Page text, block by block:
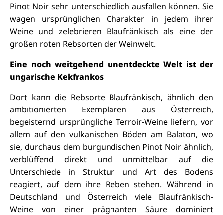
Pinot Noir sehr unterschiedlich ausfallen können. Sie
wagen ursprünglichen Charakter in jedem ihrer
Weine und zelebrieren Blaufränkisch als eine der
großen roten Rebsorten der Weinwelt.
Eine noch weitgehend unentdeckte Welt ist der
ungarische Kekfrankos
Dort kann die Rebsorte Blaufränkisch, ähnlich den
ambitionierten Exemplaren aus Österreich,
begeisternd ursprüngliche Terroir-Weine liefern, vor
allem auf den vulkanischen Böden am Balaton, wo
sie, durchaus dem burgundischen Pinot Noir ähnlich,
verblüffend direkt und unmittelbar auf die
Unterschiede in Struktur und Art des Bodens
reagiert, auf dem ihre Reben stehen. Während in
Deutschland und Österreich viele Blaufränkisch-
Weine von einer prägnanten Säure dominiert